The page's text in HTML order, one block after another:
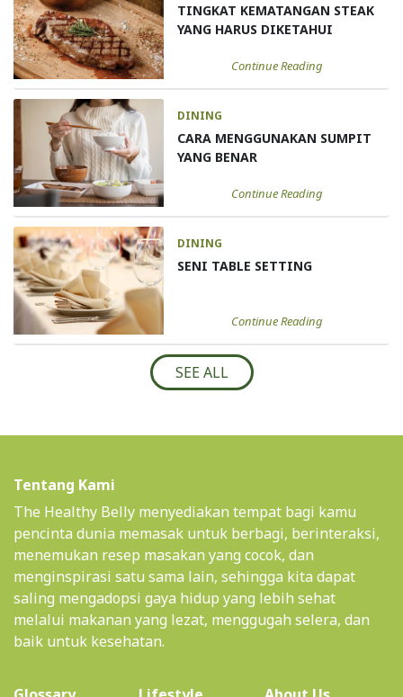
TINGKAT KEMATANGAN STEAK
YANG HARUS DIKETAHUI
Continue Reading
DINING
CARA MENGGUNAKAN SUMPIT
YANG BENAR
Continue Reading
DINING
SENI TABLE SETTING
Continue Reading
SEE ALL
Tentang Kami
The Healthy Belly menyediakan tempat bagi kamu
pencinta dunia memasak untuk berbagi, berinteraksi,
menemukan resep masakan yang cocok, dan
menginspirasi satu sama lain, sehingga kita dapat
saling mengadopsi gaya hidup yang lebih sehat
melalui makanan yang lezat, menggugah selera, dan
baik untuk kesehatan.